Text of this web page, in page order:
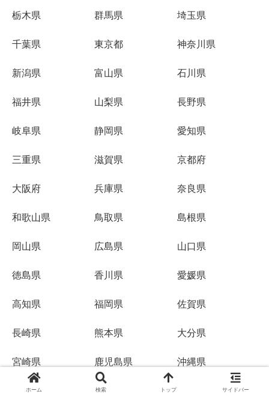
栃木県 群馬県 埼玉県
千葉県 東京都 神奈川県
新潟県 富山県 石川県
福井県 山梨県 長野県
岐阜県 静岡県 愛知県
三重県 滋賀県 京都府
大阪府 兵庫県 奈良県
和歌山県 鳥取県 島根県
岡山県 広島県 山口県
徳島県 香川県 愛媛県
高知県 福岡県 佐賀県
長崎県 熊本県 大分県
宮崎県 鹿児島県 沖縄県
ホーム 検索 トップ サイドバー